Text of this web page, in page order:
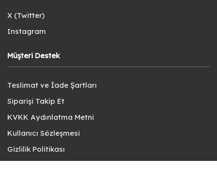
X (Twitter)
Instagram
Müşteri Destek
Teslimat ve İade Şartları
Siparişi Takip Et
KVKK Aydınlatma Metni
Kullanıcı Sözleşmesi
Gizlilik Politikası